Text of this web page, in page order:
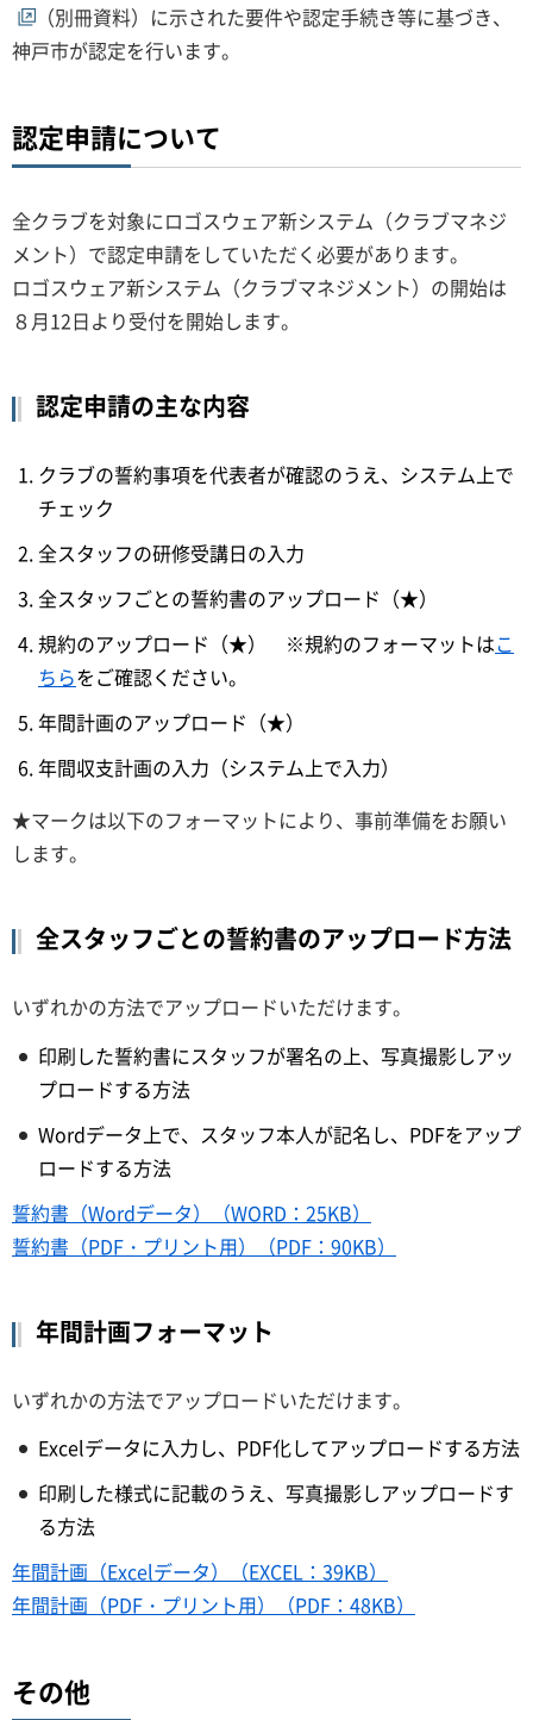
（別冊資料）に示された要件や認定手続き等に基づき、
神戸市が認定を行います。
認定申請について
全クラブを対象にロゴスウェア新システム（クラブマネジ
メント）で認定申請をしていただく必要があります。
ロゴスウェア新システム（クラブマネジメント）の開始は
８月12日より受付を開始します。
認定申請の主な内容
クラブの誓約事項を代表者が確認のうえ、システム上で
チェック
全スタッフの研修受講日の入力
全スタッフごとの誓約書のアップロード（★）
規約のアップロード（★） ※規約のフォーマットはこ
ちらをご確認ください。
年間計画のアップロード（★）
年間収支計画の入力（システム上で入力）
★マークは以下のフォーマットにより、事前準備をお願い
します。
全スタッフごとの誓約書のアップロード方法
いずれかの方法でアップロードいただけます。
印刷した誓約書にスタッフが署名の上、写真撮影しアッ
プロードする方法
Wordデータ上で、スタッフ本人が記名し、PDFをアップ
ロードする方法
誓約書（Wordデータ）（WORD：25KB）
誓約書（PDF・プリント用）（PDF：90KB）
年間計画フォーマット
いずれかの方法でアップロードいただけます。
Excelデータに入力し、PDF化してアップロードする方法
印刷した様式に記載のうえ、写真撮影しアップロードす
る方法
年間計画（Excelデータ）（EXCEL：39KB）
年間計画（PDF・プリント用）（PDF：48KB）
その他